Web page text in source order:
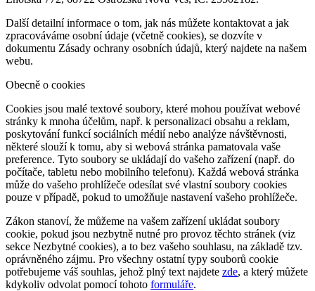
Další detailní informace o tom, jak nás můžete kontaktovat a jak
zpracováváme osobní údaje (včetně cookies), se dozvíte v
dokumentu Zásady ochrany osobních údajů, který najdete na našem
webu.
Obecně o cookies
Cookies jsou malé textové soubory, které mohou používat webové
stránky k mnoha účelům, např. k personalizaci obsahu a reklam,
poskytování funkcí sociálních médií nebo analýze návštěvnosti,
některé slouží k tomu, aby si webová stránka pamatovala vaše
preference. Tyto soubory se ukládají do vašeho zařízení (např. do
počítače, tabletu nebo mobilního telefonu). Každá webová stránka
může do vašeho prohlížeče odesílat své vlastní soubory cookies
pouze v případě, pokud to umožňuje nastavení vašeho prohlížeče.
Zákon stanoví, že můžeme na vašem zařízení ukládat soubory
cookie, pokud jsou nezbytně nutné pro provoz těchto stránek (viz
sekce Nezbytné cookies), a to bez vašeho souhlasu, na základě tzv.
oprávněného zájmu. Pro všechny ostatní typy souborů cookie
potřebujeme váš souhlas, jehož plný text najdete zde, a který můžete
kdykoliv odvolat pomocí tohoto formuláře.